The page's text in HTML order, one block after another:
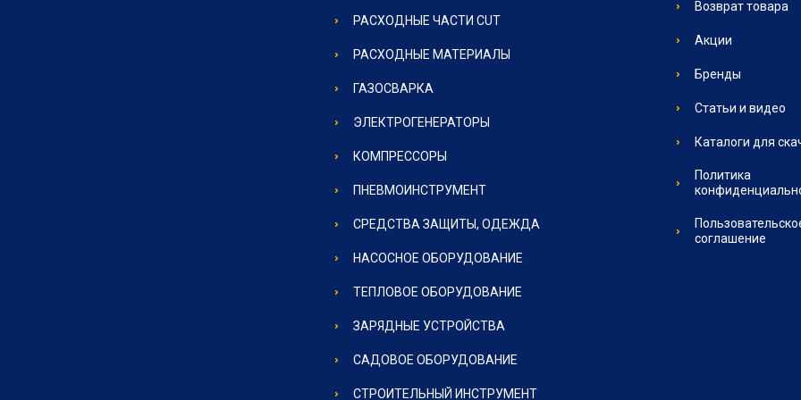
РАСХОДНЫЕ ЧАСТИ CUT
РАСХОДНЫЕ МАТЕРИАЛЫ
ГАЗОСВАРКА
ЭЛЕКТРОГЕНЕРАТОРЫ
КОМПРЕССОРЫ
ПНЕВМОИНСТРУМЕНТ
СРЕДСТВА ЗАЩИТЫ, ОДЕЖДА
НАСОСНОЕ ОБОРУДОВАНИЕ
ТЕПЛОВОЕ ОБОРУДОВАНИЕ
ЗАРЯДНЫЕ УСТРОЙСТВА
САДОВОЕ ОБОРУДОВАНИЕ
СТРОИТЕЛЬНЫЙ ИНСТРУМЕНТ
Возврат товара
Акции
Бренды
Статьи и видео
Каталоги для
Политика
соглашение